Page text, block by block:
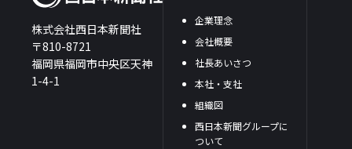
株式会社西日本新聞社
〒810-8721
福岡県福岡市中央区天神
1-4-1
企業理念
会社概要
社長あいさつ
本社・支社
組織図
西日本新聞グループに
ついて